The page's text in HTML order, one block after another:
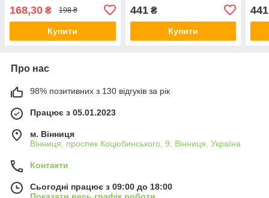
168,30 ₴ 198 ₴
Купити
441₴
Купити
441
Про нас
98% позитивних з 130 відгуків за рік
Працює з 05.01.2023
м. Вінниця
Вінниця, проспек Коцюбинського, 9, Вінниця, Україна
Контакти
Сьогодні працює з 09:00 до 18:00